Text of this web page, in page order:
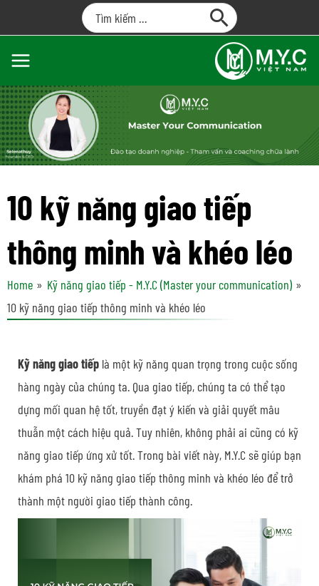
10 kỹ năng giao tiếp
thông minh và khéo léo
Home
Kỹ năng giao tiếp - M.Y.C (Master your communication)
10 kỹ năng giao tiếp thông minh và khéo léo
Kỹ năng giao tiếplà một kỹ năng quan trọng trong cuộc sống
hàng ngày của chúng ta. Qua giao tiếp, chúng ta có thể tạo
dựng mối quan hệ tốt, truyền đạt ý kiến và giải quyết mâu
thuẫn một cách hiệu quả. Tuy nhiên, không phải ai cũng có kỹ
năng giao tiếp ứng xử tốt. Trong bài viết này, M.Y.Csẽ giúp bạn
khám phá 10 kỹ năng giao tiếp thông minh và khéo léo để trở
thành một người giao tiếp thành công.